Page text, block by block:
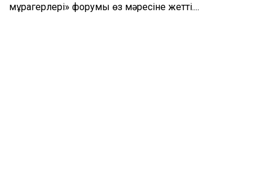
мұрагерлері» форумы өз мәресіне жетті....